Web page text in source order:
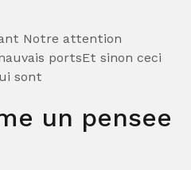
Notre attention
portsEt sinon ceci
sont
un pensee